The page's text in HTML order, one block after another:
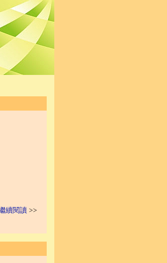
續閱讀 >>